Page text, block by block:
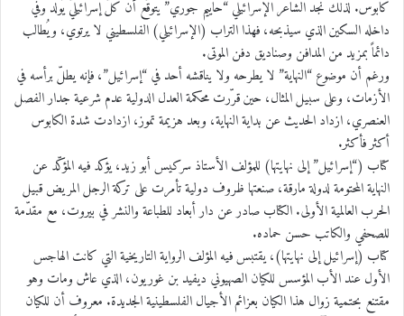
كابوس. لذلك نجد الشاعر الإسرائيلي “حاييم جوري” يتوقّع أن كلّ إسرائيليّ يُولد وفي
داخله السكين الذي سيذبحه، فهذا التراب (الإسرائيلي) الفلسطيني لا يرتوي، ويُطالب
دائماً بمزيد من المدافن وصناديق دفن الموتى.
ورغم أن موضوع “النهاية” لا يطرحه ولا يناقشه أحد في “إسرائيل”، فإنه يطلّ برأسه في
الأزمات، وعلى سبيل المثال، حين قرّرت محكمة العدل الدولية عدم شرعية جدار الفصل
العنصري، ازداد الحديث عن بداية النهاية، وبعد هزيمة تموز، ازدادت شدة الكابوس
أكثر فأكثر.
كتاب (“إسرائيل” إلى نهايتها) للمؤلف الأستاذ سركيس أبو زيد، يؤكد فيه المؤكّد عن
النهاية المحتومة لدولة مارقة، صنعتها ظروف دولية تأمرت على تركة الرجل المريض قبيل
الحرب العالمية الأولى. الكتاب صادر عن دار أبعاد للطباعة والنشر في بيروت، مع مقدّمة
للصحفي والكاتب حسن حماده.
كتاب (إسرائيل إلى نهايتها)، يقتبس فيه المؤلف الرواية التاريخية التي كانت الهاجس
الأول عند الأب المؤسس للكيان الصهيوني ديفيد بن غوريون، الذي عاش ومات وهو
مقتنع بحتمية زوال هذا الكيان بعزائم الأجيال الفلسطينية الجديدة. معروف أن للكيان